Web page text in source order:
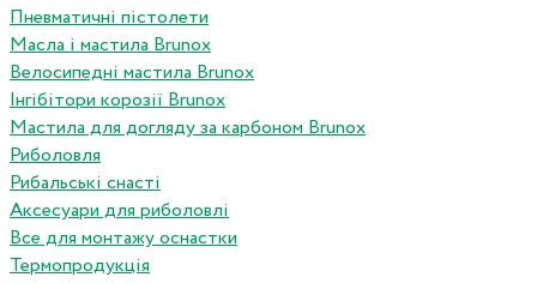
Пневматичні пістолети
Масла і мастила Brunox
Велосипедні мастила Brunox
Інгібітори корозії Brunox
Мастила для догляду за карбоном Brunox
Риболовля
Рибальські снасті
Аксесуари для риболовлі
Все для монтажу оснастки
Термопродукція